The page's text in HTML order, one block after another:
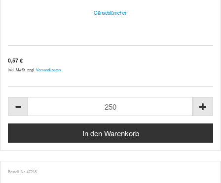
Gänseblümchen
0,57 €
inkl. MwSt. zzgl. Versandkosten
Bestell-Nr. 47218